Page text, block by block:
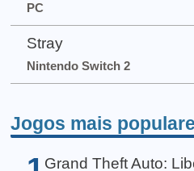
PC
Stray
Nintendo Switch 2
Jogos mais
Grand Theft Auto: